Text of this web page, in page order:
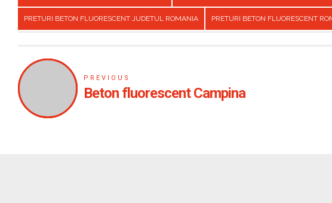
PRETURI BETON FLUORESCENT JUDETUL ROMANIA PRETURI BETON FLUORESCENT
PREVIOUS
Beton fluorescent Campina